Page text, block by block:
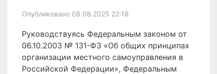
Опубликовано 08.08.2025 22:18
Руководствуясь Федеральным законом от
06.10.2003 № 131-ФЗ «Об общих принципах
организации местного самоуправления в
Российской Федерации», Федеральным